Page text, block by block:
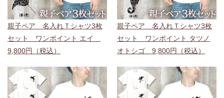
親子ペア 名入れＴシャツ3枚
セット ワンポイント エイ
9,800円（税込）
親子ペア 名入れＴシャツ3枚
セット ワンポイント タツノ
オトシゴ 9,800円（税込）